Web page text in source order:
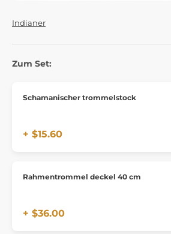
Indianer
Zum Set:
Schamanischer trommelstock
+ $15.60
Rahmentrommel deckel 40 cm
+ $36.00